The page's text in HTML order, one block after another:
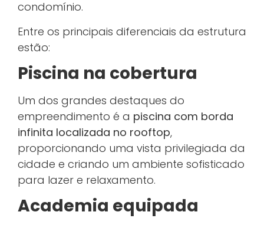
condomínio.
Entre os principais diferenciais da estrutura
estão:
Piscina na cobertura
Um dos grandes destaques do
empreendimento é a piscina com borda
infinita localizada no rooftop,
proporcionando uma vista privilegiada da
cidade e criando um ambiente sofisticado
para lazer e relaxamento.
Academia equipada